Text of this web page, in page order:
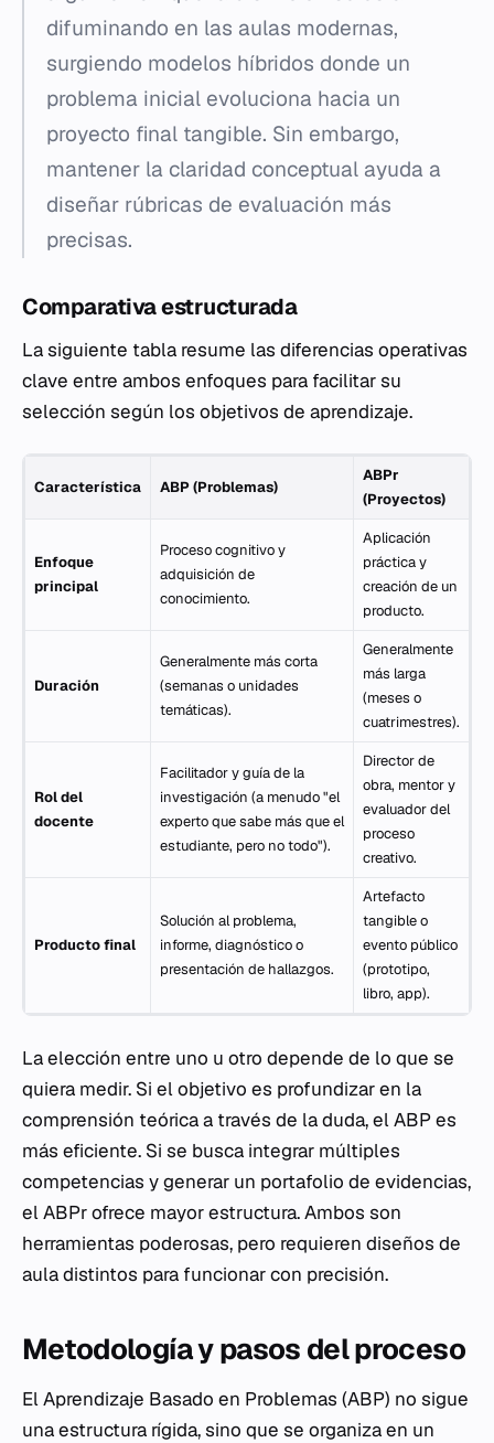
difuminando en las aulas modernas,
surgiendo modelos híbridos donde un
problema inicial evoluciona hacia un
proyecto final tangible. Sin embargo,
mantener la claridad conceptual ayuda a
diseñar rúbricas de evaluación más
precisas.
Comparativa estructurada
La siguiente tabla resume las diferencias operativas
clave entre ambos enfoques para facilitar su
selección según los objetivos de aprendizaje.
Característica ABP (Problemas)
ABPr
(Proyectos)
Enfoque
principal
Proceso cognitivo y
adquisición de
conocimiento.
Aplicación
práctica y
creación de un
producto.
Duración
Generalmente más corta
(semanas o unidades
temáticas).
Generalmente
más larga
(meses o
cuatrimestres).
Rol del
docente
Facilitador y guía de la
investigación (a menudo "el
experto que sabe más que el
estudiante, pero no todo").
Director de
obra, mentor y
evaluador del
proceso
creativo.
Producto final
Solución al problema,
informe, diagnóstico o
presentación de hallazgos.
Artefacto
tangible o
evento público
(prototipo,
libro, app).
La elección entre uno u otro depende de lo que se
quiera medir. Si el objetivo es profundizar en la
comprensión teórica a través de la duda, el ABP es
más eficiente. Si se busca integrar múltiples
competencias y generar un portafolio de evidencias,
el ABPr ofrece mayor estructura. Ambos son
herramientas poderosas, pero requieren diseños de
aula distintos para funcionar con precisión.
Metodología y pasos del proceso
El Aprendizaje Basado en Problemas (ABP) no sigue
una estructura rígida, sino que se organiza en un